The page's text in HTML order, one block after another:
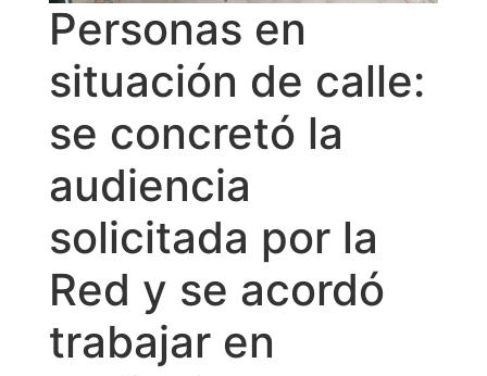
Personas en
situación de calle:
se concretó la
audiencia
solicitada por la
Red y se acordó
trabajar en